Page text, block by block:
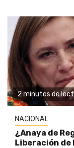
2 minutos de
NACIONAL
¿Anaya de
Liberación de